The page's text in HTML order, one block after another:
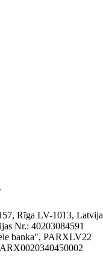
Rīga LV-1013, Latvija
Nr.: 40203084591
banka", PARXLV22